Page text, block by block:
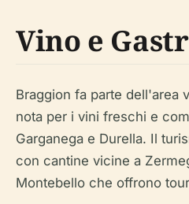
Vino e
Braggion fa parte dell'area
nota per i vini freschi e
Garganega e Durella. Il
con cantine vicine a
Montebello che offrono